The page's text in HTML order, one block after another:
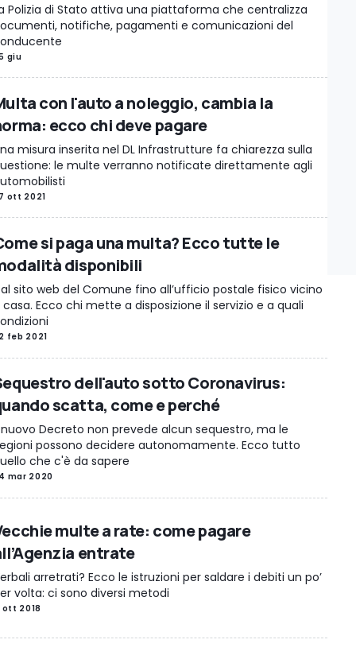
Polizia di Stato attiva una piattaforma che centralizza
notifiche, pagamenti e comunicazioni del
giu
con l'auto a noleggio, cambia la
ecco chi deve pagare
misura inserita nel DL Infrastrutture fa chiarezza sulla
le multe verranno notificate direttamente agli
ott 2021
si paga una multa? Ecco tutte le
disponibili
sito web del Comune fino all’ufficio postale fisico vicino
casa. Ecco chi mette a disposizione il servizio e a quali
feb 2021
dell'auto sotto Coronavirus:
scatta, come e perché
Decreto non prevede alcun sequestro, ma le
possono decidere autonomamente. Ecco tutto
che c'è da sapere
mar 2020
multe a rate: come pagare
entrate
arretrati? Ecco le istruzioni per saldare i debiti un po’
volta: ci sono diversi metodi
ott 2018